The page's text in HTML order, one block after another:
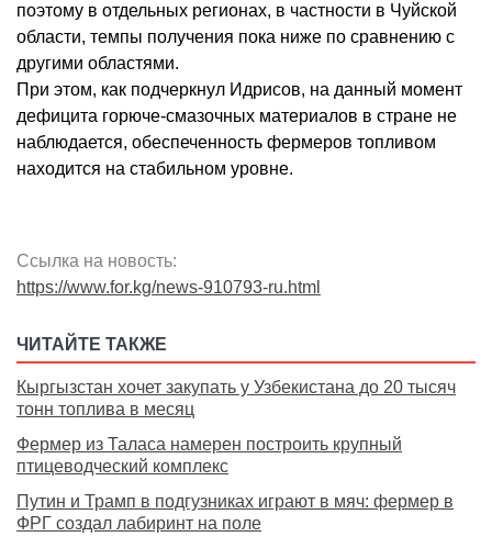
поэтому в отдельных регионах, в частности в Чуйской
области, темпы получения пока ниже по сравнению с
другими областями.
При этом, как подчеркнул Идрисов, на данный момент
дефицита горюче-смазочных материалов в стране не
наблюдается, обеспеченность фермеров топливом
находится на стабильном уровне.
Ссылка на новость:
https://www.for.kg/news-910793-ru.html
ЧИТАЙТЕ ТАКЖЕ
Кыргызстан хочет закупать у Узбекистана до 20 тысяч
тонн топлива в месяц
Фермер из Таласа намерен построить крупный
птицеводческий комплекс
Путин и Трамп в подгузниках играют в мяч: фермер в
ФРГ создал лабиринт на поле